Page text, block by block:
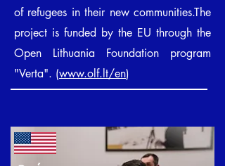
of refugees in their new communities.The
project is funded by the EU through the
Open Lithuania Foundation program
"Verta". (www.olf.lt/en)